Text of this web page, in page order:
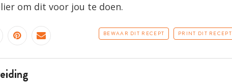
om dit voor jou te doen.
BEWAAR DIT RECEPT PRINT DIT RECEPT